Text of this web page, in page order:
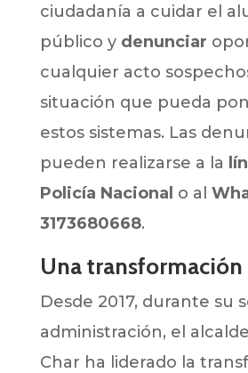
ciudadanía a cuidar el
público y denunciar
cualquier acto
situación que pueda
estos sistemas. Las
pueden realizarse a la
Policía Nacional o al
3173680668.
Una
Desde 2017, durante su
administración, el
Char ha liderado la